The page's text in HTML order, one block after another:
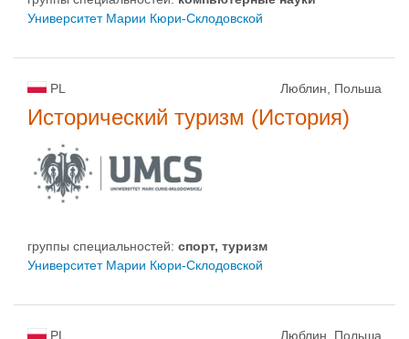
Университет Марии Кюри-Склодовской
PL Люблин, Польша
Исторический туризм (История)
группы специальностей: спорт, туризм
Университет Марии Кюри-Склодовской
PL Люблин, Польша